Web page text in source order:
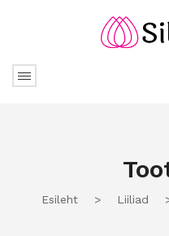
Esileht > Liiliad